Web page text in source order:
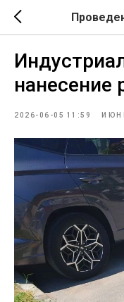
нанесение
2026-06-05 11:59